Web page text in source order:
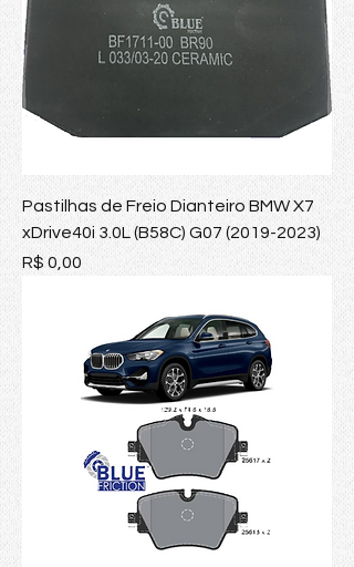
Pastilhas de Freio Dianteiro BMW X7
xDrive40i 3.0L (B58C) G07 (2019-2023)
Preço
R$ 0,00